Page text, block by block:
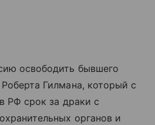
освободить бывшего
Гилмана, который с
РФ срок за драки с
органов и